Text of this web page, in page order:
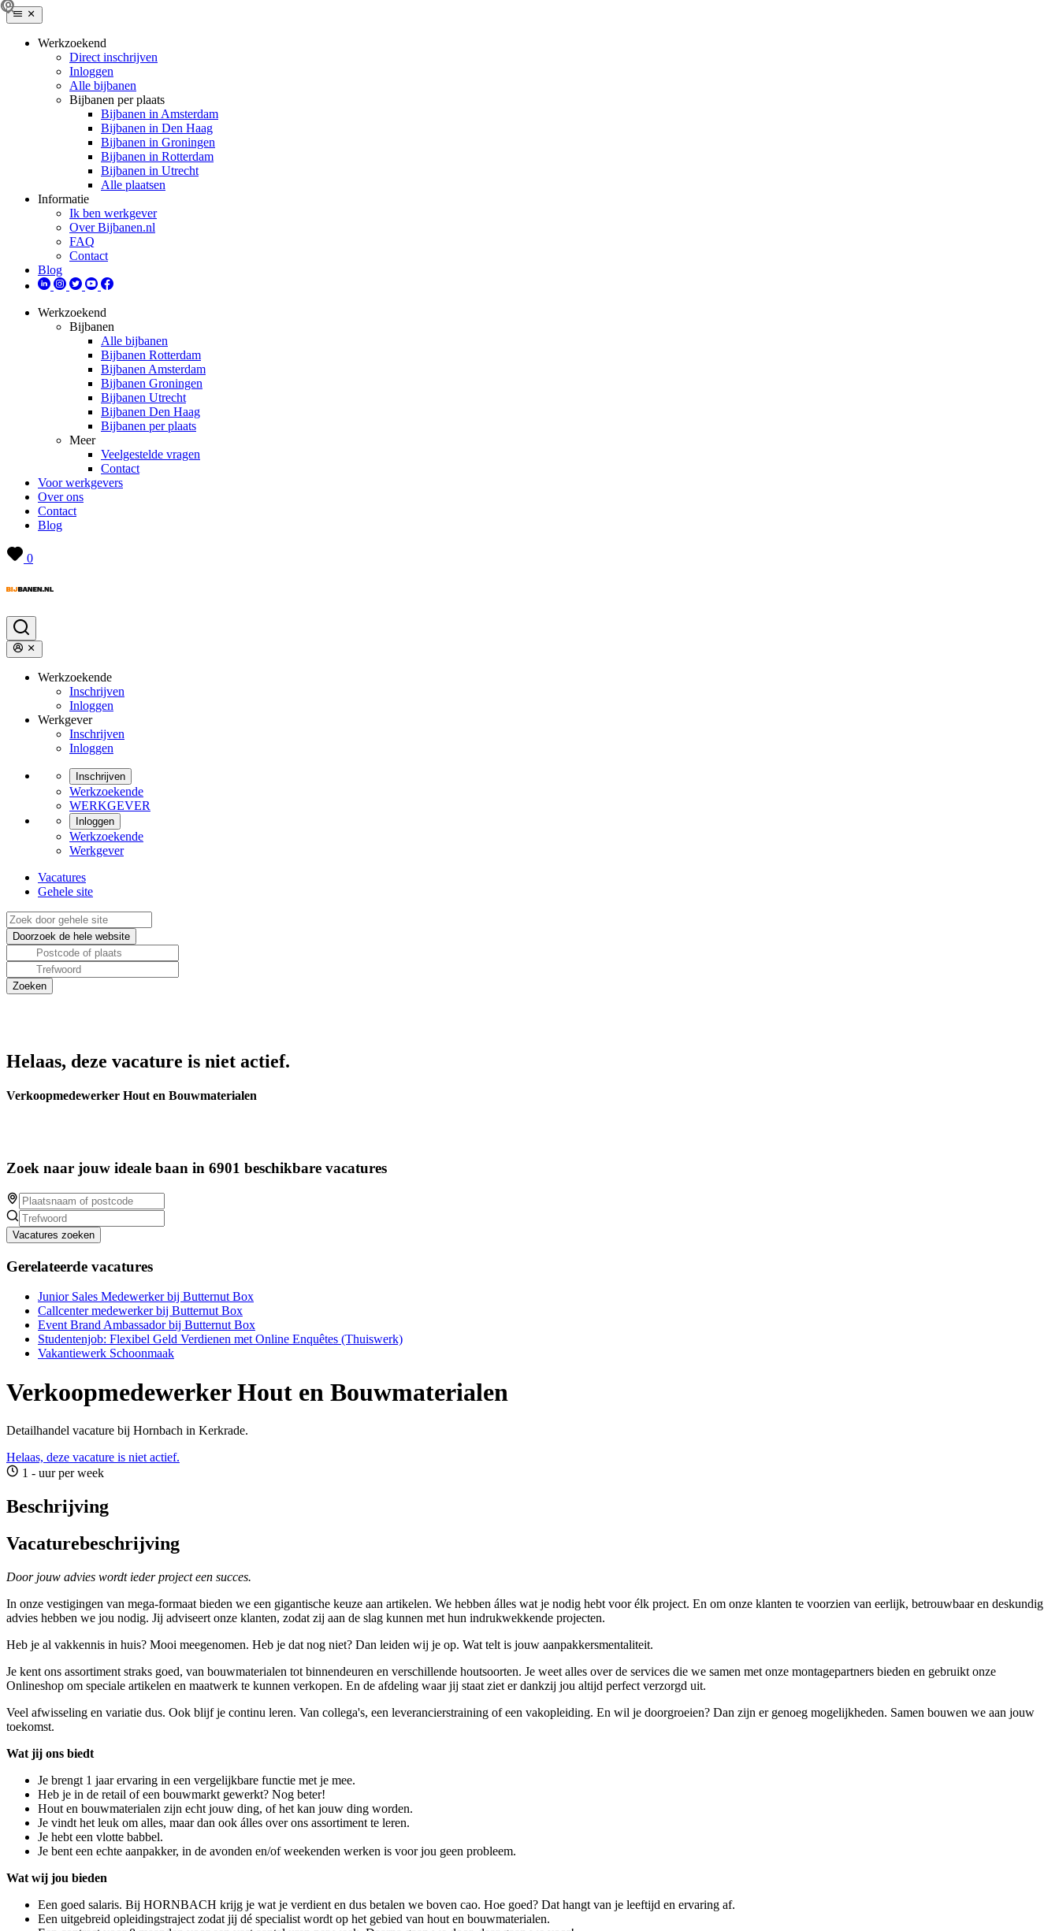
Werkzoekend
Direct inschrijven
Inloggen
Alle bijbanen
Bijbanen per plaats
Bijbanen in Amsterdam
Bijbanen in Den Haag
Bijbanen in Groningen
Bijbanen in Rotterdam
Bijbanen in Utrecht
Alle plaatsen
Informatie
Ik ben werkgever
Over Bijbanen.nl
FAQ
Contact
Blog
Werkzoekend
Bijbanen
Alle bijbanen
Bijbanen Rotterdam
Bijbanen Amsterdam
Bijbanen Groningen
Bijbanen Utrecht
Bijbanen Den Haag
Bijbanen per plaats
Meer
Veelgestelde vragen
Contact
Voor werkgevers
Over ons
Contact
Blog
0
Werkzoekende
Inschrijven
Inloggen
Werkgever
Inschrijven
Inloggen
Inschrijven
Werkzoekende
WERKGEVER
Inloggen
Werkzoekende
Werkgever
Vacatures
Gehele site
Helaas, deze vacature is niet actief.
Verkoopmedewerker Hout en Bouwmaterialen
Zoek naar jouw ideale baan in 6901 beschikbare vacatures
Vacatures zoeken
Gerelateerde vacatures
Junior Sales Medewerker bij Butternut Box
Callcenter medewerker bij Butternut Box
Event Brand Ambassador bij Butternut Box
Studentenjob: Flexibel Geld Verdienen met Online Enquêtes (Thuiswerk)
Vakantiewerk Schoonmaak
Verkoopmedewerker Hout en Bouwmaterialen
Detailhandel vacature bij Hornbach in Kerkrade.
Helaas, deze vacature is niet actief.
1 - uur per week
Beschrijving
Vacaturebeschrijving
Door jouw advies wordt ieder project een succes.
In onze vestigingen van mega-formaat bieden we een gigantische keuze aan artikelen. We hebben álles wat je nodig hebt voor élk project. En om onze klanten te voorzien van eerlijk, betrouwbaar en deskundig
advies hebben we jou nodig. Jij adviseert onze klanten, zodat zij aan de slag kunnen met hun indrukwekkende projecten.
Heb je al vakkennis in huis? Mooi meegenomen. Heb je dat nog niet? Dan leiden wij je op. Wat telt is jouw aanpakkersmentaliteit.
Je kent ons assortiment straks goed, van bouwmaterialen tot binnendeuren en verschillende houtsoorten. Je weet alles over de services die we samen met onze montagepartners bieden en gebruikt onze
Onlineshop om speciale artikelen en maatwerk te kunnen verkopen. En de afdeling waar jij staat ziet er dankzij jou altijd perfect verzorgd uit.
Veel afwisseling en variatie dus. Ook blijf je continu leren. Van collega's, een leverancierstraining of een vakopleiding. En wil je doorgroeien? Dan zijn er genoeg mogelijkheden. Samen bouwen we aan jouw
toekomst.
Wat jij ons biedt
Je brengt 1 jaar ervaring in een vergelijkbare functie met je mee.
Heb je in de retail of een bouwmarkt gewerkt? Nog beter!
Hout en bouwmaterialen zijn echt jouw ding, of het kan jouw ding worden.
Je vindt het leuk om alles, maar dan ook álles over ons assortiment te leren.
Je hebt een vlotte babbel.
Je bent een echte aanpakker, in de avonden en/of weekenden werken is voor jou geen probleem.
Wat wij jou bieden
Een goed salaris. Bij HORNBACH krijg je wat je verdient en dus betalen we boven cao. Hoe goed? Dat hangt van je leeftijd en ervaring af.
Een uitgebreid opleidingstraject zodat jij dé specialist wordt op het gebied van hout en bouwmaterialen.